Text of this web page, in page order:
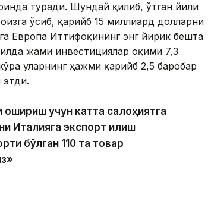
туради. Шундай қилиб, ўтган йили
ўсиб, қарийб 15 миллиард долларни
Европа Иттифоқининг энг йирик бешта
жами инвестициялар оқими 7,3
уларнинг ҳажми қарийб 2,5 баробар
ошириш учун катта салоҳиятга
Италияга экспорт қилиш
бўлган 110 та товар